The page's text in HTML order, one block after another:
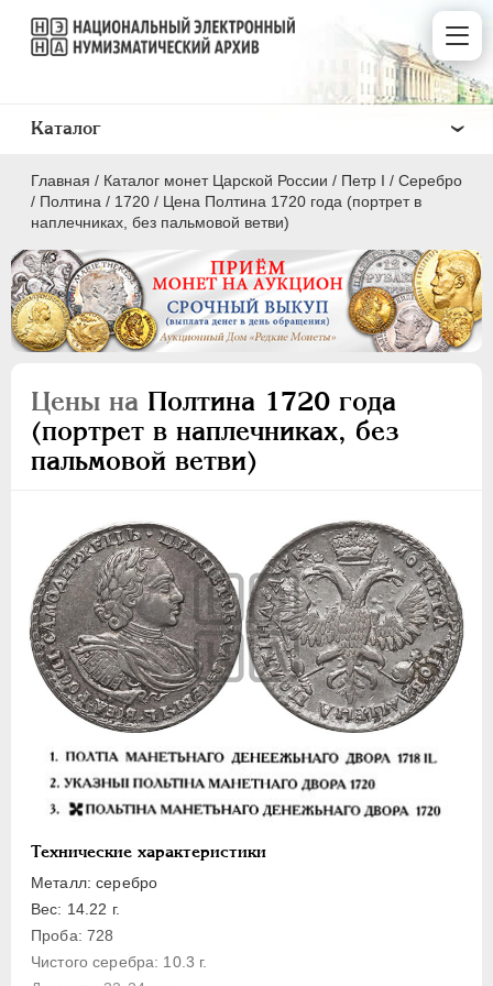
Главная / Каталог монет Царской России / Пeтр I / Серебро
/ Полтина / 1720 / Цена Полтина 1720 года (портрет в
наплечниках, без пальмовой ветви)
Цены на Полтина 1720 года
(портрет в наплечниках, без
пальмовой ветви)
Технические характеристики
Металл: серебро
Вес: 14.22 г.
Проба: 728
Чистого серебра: 10.3 г.
Каталог
ПEТР I 1699 - 1725
Серебро
1 рубль
Полтина
Гривенник
Гривна
10 денег
5 копеек
Алтын(ник)
1 копейка
Пробные
Для Речи Посполитой
Монетовидные жетоны
ЕКАТЕРИНА I 1725-1727
ПЕТР II 1727-1729
АННА ИОАННОВНА
ИОАНН АНТОНОВИЧ